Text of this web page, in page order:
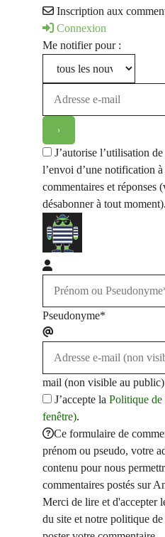
Inscription aux
Connexion
Me notifier pour :
J’autorise l’utilisation
l’envoi d’une notification
commentaires et réponses
désabonner à tout moment).
Pseudonyme*
mail (non visible au
J’accepte la Politique
fenêtre).
Ce formulaire de
prénom ou pseudo, votre
contenu pour nous
commentaires postés sur
Merci de lire et d'accepter
du site et notre politique